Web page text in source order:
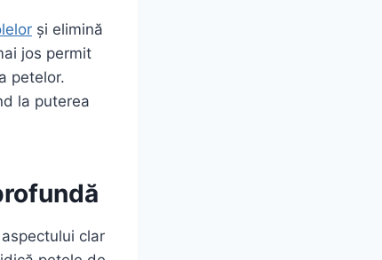
și elimină
jos permit
petelor.
la puterea
clar